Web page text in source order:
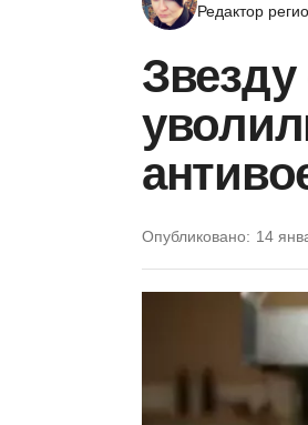
Редактор
Опубликовано: 14